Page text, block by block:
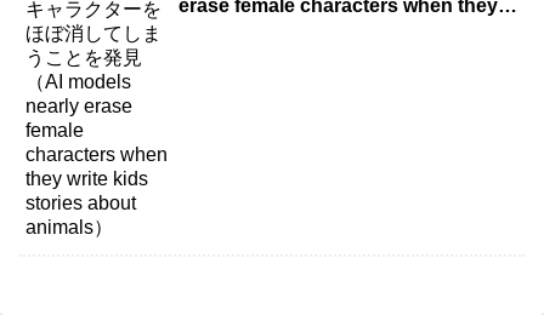
erase female characters when they